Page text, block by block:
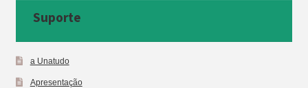
Suporte
a Unatudo
Apresentação